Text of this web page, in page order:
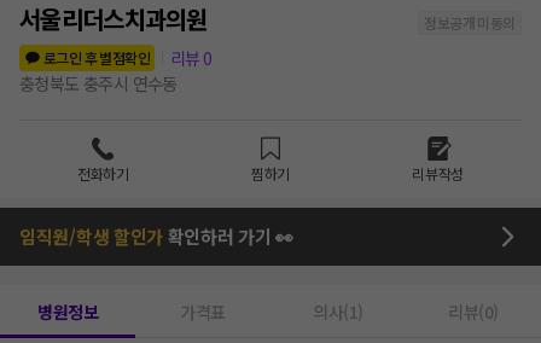
서울리더스치과의원
정보공개 미동의
로그인 후 별점확인
리뷰 0
충청북도 충주시 연수동
전화하기 찜하기 리뷰작성
임직원/학생 할인가확인하러 가기 👀
병원정보 가격표 의사(1) 리뷰(0)